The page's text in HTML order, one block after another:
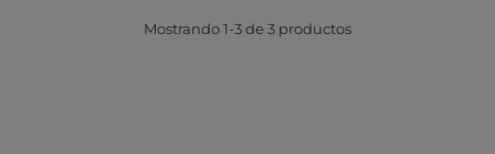
Mostrando 1-3 de 3 productos